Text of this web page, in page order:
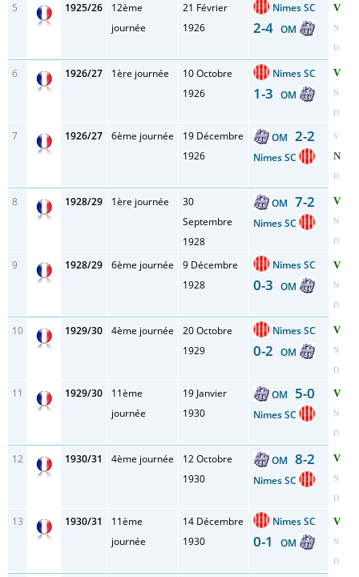
5 1925/26
12ème
journée
21 Février
1926
Nimes SC
2-4 OM
V
N
D
6 1926/27 1ère journée
10 Octobre
1926
Nimes SC
1-3 OM
V
N
D
7 1926/27 6ème journée
19 Décembre
1926
OM 2-2
Nimes SC
V
N
D
8 1928/29 1ère journée
30
Septembre
1928
OM 7-2
Nimes SC
V
N
D
9 1928/29 6ème journée
9 Décembre
1928
Nimes SC
0-3 OM
V
N
D
10 1929/30 4ème journée
20 Octobre
1929
Nimes SC
0-2 OM
V
N
D
11 1929/30
11ème
journée
19 Janvier
1930
OM 5-0
Nimes SC
V
N
D
12 1930/31 4ème journée
12 Octobre
1930
OM 8-2
Nimes SC
V
N
D
13 1930/31
11ème
journée
14 Décembre
1930
Nimes SC
0-1 OM
V
N
D